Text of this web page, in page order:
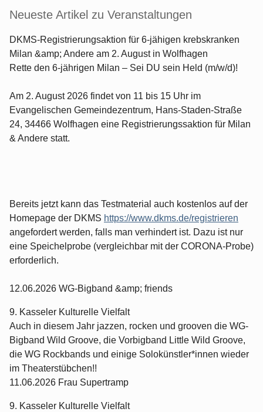
Neueste Artikel zu Veranstaltungen
DKMS-Registrierungsaktion für 6-jähigen krebskranken
Milan &amp; Andere am 2. August in Wolfhagen
Rette den 6-jährigen Milan – Sei DU sein Held (m/w/d)!
Am 2. August 2026 findet von 11 bis 15 Uhr im
Evangelischen Gemeindezentrum, Hans-Staden-Straße
24, 34466 Wolfhagen eine Registrierungssaktion für Milan
& Andere statt.
Bereits jetzt kann das Testmaterial auch kostenlos auf der
Homepage der DKMS https://www.dkms.de/registrieren
angefordert werden, falls man verhindert ist. Dazu ist nur
eine Speichelprobe (vergleichbar mit der CORONA-Probe)
erforderlich.
12.06.2026 WG-Bigband &amp; friends
9. Kasseler Kulturelle Vielfalt
Auch in diesem Jahr jazzen, rocken und grooven die WG-
Bigband Wild Groove, die Vorbigband Little Wild Groove,
die WG Rockbands und einige Solokünstler*innen wieder
im Theaterstübchen!!
11.06.2026 Frau Supertramp
9. Kasseler Kulturelle Vielfalt